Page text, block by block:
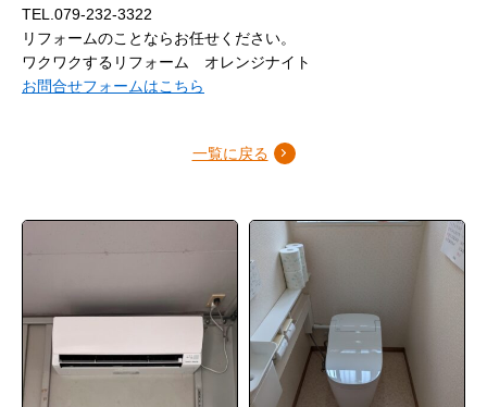
TEL.079-232-3322
リフォームのことならお任せください。
ワクワクするリフォーム オレンジナイト
お問合せフォームはこちら
一覧に戻る